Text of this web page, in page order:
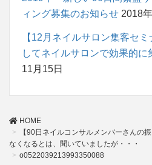
ィング募集のお知らせ 2018
【12月ネイルサロン集客セ
してネイルサロンで効果的に
11月15日
HOME
【90日ネイルコンサルメンバーさんの
なくなるとは、聞いていましたが・・・
o0522039213993350088